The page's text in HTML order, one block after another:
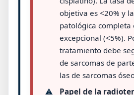
objetiva es <20% y
patológica completa
excepcional (<5%).
tratamiento debe
de sarcomas de
las de sarcomas
⚠️
Papel de la